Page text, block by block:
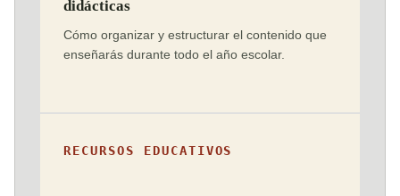
didácticas
Cómo organizar y estructurar el contenido que
enseñarás durante todo el año escolar.
RECURSOS EDUCATIVOS